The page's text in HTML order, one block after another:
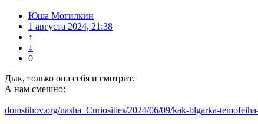
Юша Могилкин
1 августа 2024, 21:38
↑
↓
0
Дык, только она себя и смотрит.
А нам смешно:
domstihov.org/nasha_Curiosities/2024/06/09/kak-blgarka-